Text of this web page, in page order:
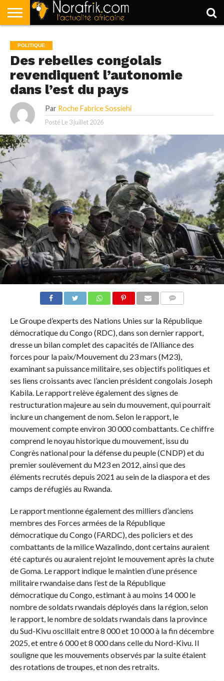
POLITIQUE
SOCIÉTÉ
ECONOMIE
SPORT
LIFESTYLE
POLITIQUE
Des rebelles congolais
revendiquent l’autonomie
dans l’est du pays
Par Roche Fabrice Sossiehi
Posté Le 3 juillet 2026
Le Groupe d’experts des Nations Unies sur la République
démocratique du Congo (RDC), dans son dernier rapport,
dresse un bilan complet des capacités de l’Alliance des
forces pour la paix/Mouvement du 23 mars (M23),
examinant sa puissance militaire, ses objectifs politiques et
ses liens croissants avec l’ancien président congolais Joseph
Kabila. Le rapport relève également des signes de
restructuration majeure au sein du mouvement, qui pourrait
inclure un changement de nom. Selon le rapport, le
mouvement compte environ 30 000 combattants. Ce chiffre
comprend le noyau historique du mouvement, issu du
Congrès national pour la défense du peuple (CNDP) et du
premier soulèvement du M23 en 2012, ainsi que des
éléments recrutés depuis 2021 au sein de la diaspora et des
camps de réfugiés au Rwanda.
Le rapport mentionne également des milliers d’anciens
membres des Forces armées de la République
démocratique du Congo (FARDC), des policiers et des
combattants de la milice Wazalindo, dont certains auraient
été capturés ou auraient rejoint le mouvement après la chute
de Goma. Le rapport indique le maintien d’une présence
militaire rwandaise dans l’est de la République
démocratique du Congo, estimant à au moins 14 000 le
nombre de soldats rwandais déployés dans la région, selon
le rapport, le nombre de soldats rwandais dans la province
du Sud-Kivu oscillait entre 8 000 et 10 000 à la fin décembre
2025, et entre 6 000 et 8 000 dans celle du Nord-Kivu. Il
souligne que les mouvements observés par la suite étaient
des rotations de troupes, et non des retraits.